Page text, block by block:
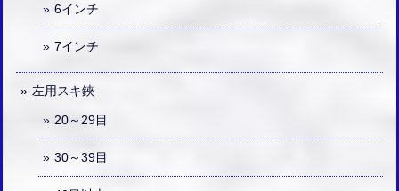
6インチ
7インチ
左用スキ鋏
20～29目
30～39目